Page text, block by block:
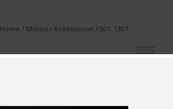
Home / Mütsid / Kollektsioon / 001_1307